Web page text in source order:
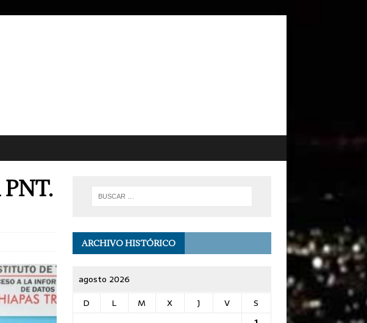
PNT.
ARCHIVO HISTÓRICO
agosto 2026
D
L M X J V
S